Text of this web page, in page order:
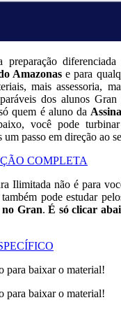
preparação
Amazonase para
mais assessoria,
dos alunos Gran
quem é aluno da
você pode
um passo em direção ao
COMPLETA
Ilimitada não é para
pode estudar
no Gran. É só clicar
para baixar o material!
para baixar o material!